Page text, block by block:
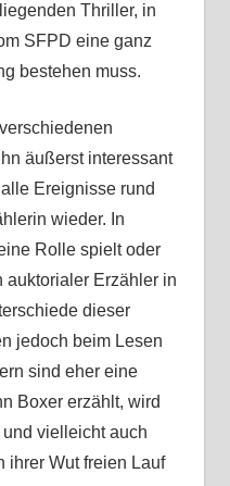
Thriller, in
SFPD eine ganz
bestehen muss.
äußerst interessant
Ereignisse rund
wieder. In
Rolle spielt oder
auktorialer Erzähler in
dieser
jedoch beim Lesen
sind eher eine
Boxer erzählt, wird
vielleicht auch
ihrer Wut freien Lauf